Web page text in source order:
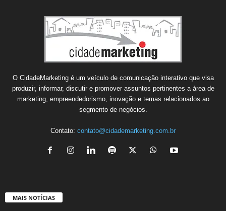
O CidadeMarketing é um veículo de comunicação interativo que visa
produzir, informar, discutir e promover assuntos pertinentes a área de
marketing, empreendedorismo, inovação e temas relacionados ao
segmento de negócios.
Contato: contato@cidademarketing.com.br
MAIS NOTÍCIAS